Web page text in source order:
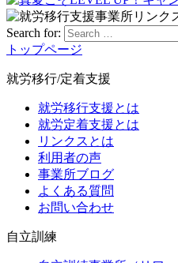
Search for:
トップページ
就労移行/定着支援
就労移行支援とは
就労定着支援とは
リンクスとは
利用者の声
事業所ブログ
よくある質問
お問い合わせ
自立訓練